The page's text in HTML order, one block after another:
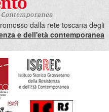
dalla rete toscana degli
e dell'età contemporanea